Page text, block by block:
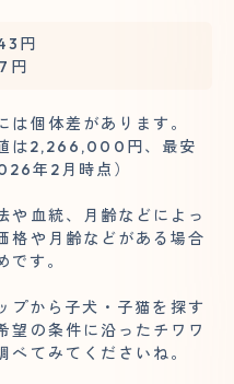
円
円
は個体差があります。
は2,266,000円、最安
年2月時点）
や血統、月齢などによっ
格や月齢などがある場合
です。
から子犬・子猫を探す
望の条件に沿ったチワワ
べてみてくださいね。